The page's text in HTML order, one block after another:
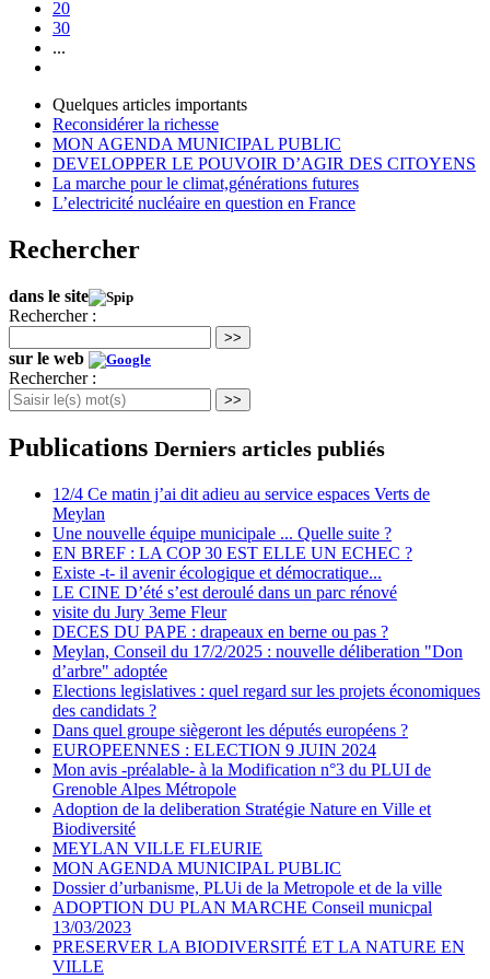
20
30
...
Quelques articles importants
Reconsidérer la richesse
MON AGENDA MUNICIPAL PUBLIC
DEVELOPPER LE POUVOIR D’AGIR DES CITOYENS
La marche pour le climat,générations futures
L’electricité nucléaire en question en France
Rechercher
dans le site
Rechercher :
>>
sur le web
Rechercher :
>>
Publications Derniers articles publiés
12/4 Ce matin j’ai dit adieu au service espaces Verts de
Meylan
Une nouvelle équipe municipale ... Quelle suite ?
EN BREF : LA COP 30 EST ELLE UN ECHEC ?
Existe -t- il avenir écologique et démocratique...
LE CINE D’été s’est deroulé dans un parc rénové
visite du Jury 3eme Fleur
DECES DU PAPE : drapeaux en berne ou pas ?
Meylan, Conseil du 17/2/2025 : nouvelle déliberation "Don
d’arbre" adoptée
Elections legislatives : quel regard sur les projets économiques
des candidats ?
Dans quel groupe siègeront les députés européens ?
EUROPEENNES : ELECTION 9 JUIN 2024
Mon avis -préalable- à la Modification n°3 du PLUI de
Grenoble Alpes Métropole
Adoption de la deliberation Stratégie Nature en Ville et
Biodiversité
MEYLAN VILLE FLEURIE
MON AGENDA MUNICIPAL PUBLIC
Dossier d’urbanisme, PLUi de la Metropole et de la ville
ADOPTION DU PLAN MARCHE Conseil municpal
13/03/2023
PRESERVER LA BIODIVERSITÉ ET LA NATURE EN
VILLE